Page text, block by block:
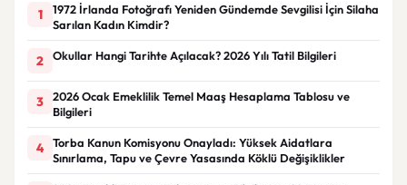
1
1972 İrlanda Fotoğrafı Yeniden Gündemde Sevgilisi İçin Silaha
Sarılan Kadın Kimdir?
2 Okullar Hangi Tarihte Açılacak? 2026 Yılı Tatil Bilgileri
3
2026 Ocak Emeklilik Temel Maaş Hesaplama Tablosu ve
Bilgileri
4
Torba Kanun Komisyonu Onayladı: Yüksek Aidatlara
Sınırlama, Tapu ve Çevre Yasasında Köklü Değişiklikler